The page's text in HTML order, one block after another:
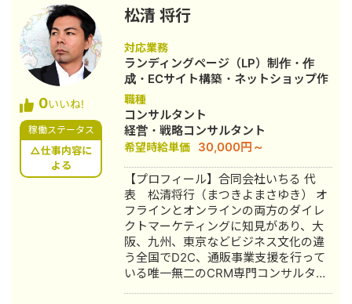
ャン）』にてProductManager(事業責
任者)を担当。 その後Fintechのスター
トアップ企業のCMO（最高マーケティ
ング責任者）に着任。 Webマーケティ
ングからインサイドセールスチーム立
上げなどの組織開発、システム自動化
による業務改善など、広範に渡る全般
を統括。 その後、株式会社
Wonderlaboを設立し、総合代理店にて
ファイナンスクライアント/売上700億
円企業のデジタル＆オフラインにて役
員直下のマーケティング戦略を担当
0いいね!
稼働ステータス
△仕事内容に
よる
松清 将行
対応業務
ランディングページ（LP）制作・作
成・ECサイト構築・ネットショップ作
成代行・新規事業立上
職種
コンサルタント
経営・戦略コンサルタント
希望時給単価 30,000円～
【プロフィール】合同会社いちる 代
表 松清将行（まつきよまさゆき） オ
フラインとオンラインの両方のダイレ
クトマーケティングに知見があり、大
阪、九州、東京などビジネス文化の違
う全国でD2C、通販事業支援を行って
いる唯一無二のCRM専門コンサルタン